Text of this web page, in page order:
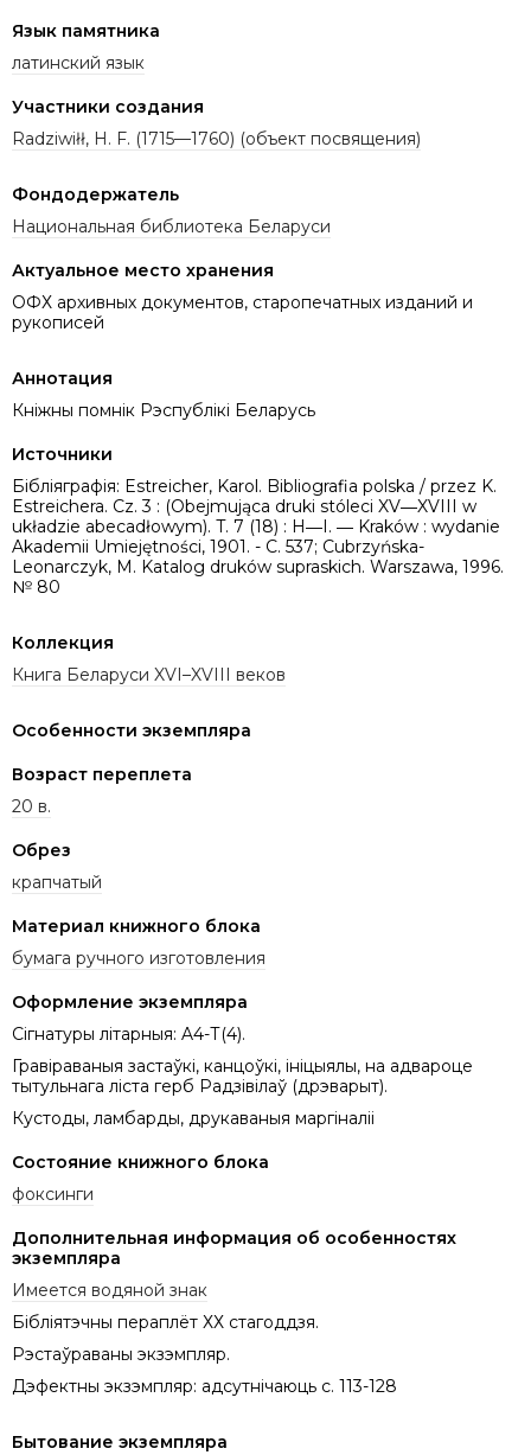
Язык памятника
латинский язык
Участники создания
Radziwiłł, H. F. (1715—1760) (объект посвящения)
Фондодержатель
Национальная библиотека Беларуси
Актуальное место хранения
ОФХ архивных документов, старопечатных изданий и
рукописей
Аннотация
Кніжны помнік Рэспублікі Беларусь
Источники
Бібліяграфія: Estreicher, Karol. Bibliografia polska / przez K.
Estreichera. Cz. 3 : (Obejmująca druki stóleci XV―XVIII w
układzie abecadłowym). T. 7 (18) : H―I. ― Kraków : wydanie
Akademii Umiejętności, 1901. - C. 537; Cubrzyńska-
Leonarczyk, M. Katalog druków supraskich. Warszawa, 1996.
№ 80
Коллекция
Книга Беларуси XVI–XVIII веков
Особенности экземпляра
Возраст переплета
20 в.
Обрез
крапчатый
Материал книжного блока
бумага ручного изготовления
Оформление экземпляра
Сігнатуры літарныя: A4-Т(4).
Гравіраваныя застаўкі, канцоўкі, ініцыялы, на адвароце
тытульнага ліста герб Радзівілаў (дрэварыт).
Кустоды, ламбарды, друкаваныя маргіналіі
Состояние книжного блока
фоксинги
Дополнительная информация об особенностях
экземпляра
Имеется водяной знак
Бібліятэчны пераплёт ХХ стагоддзя.
Рэстаўраваны экзэмпляр.
Дэфектны экзэмпляр: адсутнічаюць с. 113-128
Бытование экземпляра